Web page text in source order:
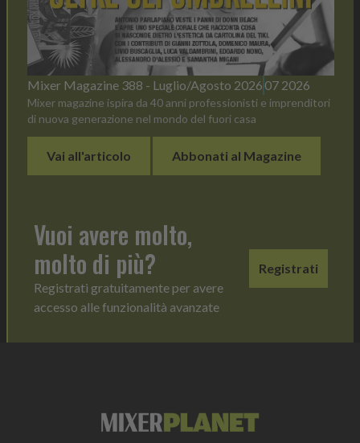
Mixer Magazine 388 - Luglio/Agosto 2026 07 2026
Mixer magazine ispira da 40 anni professionisti e imprenditori
di nuova generazione nel mondo del fuori casa
Vai all'articolo Abbonati al Magazine
Vuoi avere molto,
molto di più?
Registrati gratuitamente per avere
accesso alle funzionalità avanzate
Registrati